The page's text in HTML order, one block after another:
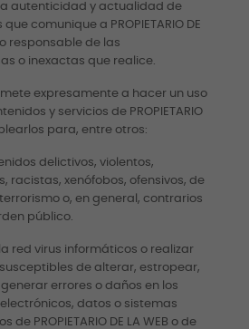
autenticidad y actualidad de
comunique a PROPIETARIO DE
responsable de las
o inexactas que realice.
expresamente a hacer un uso
y servicios de PROPIETARIO
para, entre otros:
delictivos, violentos,
racistas, xenófobos, ofensivos, de
o, en general, contrarios
público.
red virus informáticos o realizar
de alterar, estropear,
errores o daños en los
datos o sistemas
de PROPIETARIO DE LA WEB o de